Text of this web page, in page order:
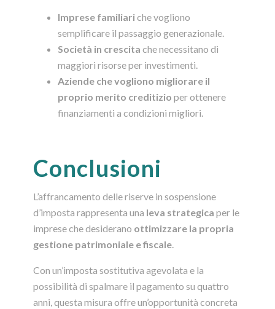
Imprese familiariche vogliono
semplificare il passaggio generazionale.
Società in crescita che necessitano di
maggiori risorse per investimenti.
Aziende che vogliono migliorare il
proprio merito creditizio per ottenere
finanziamenti a condizioni migliori.
Conclusioni
L’affrancamento delle riserve in sospensione
d’imposta rappresenta una leva strategica per le
imprese che desiderano ottimizzare la propria
gestione patrimoniale e fiscale.
Con un’imposta sostitutiva agevolata e la
possibilità di spalmare il pagamento su quattro
anni, questa misura offre un’opportunità concreta